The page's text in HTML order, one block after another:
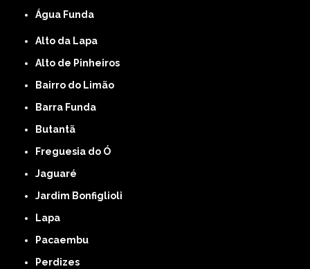
Água Funda
Alto da Lapa
Alto de Pinheiros
Bairro do Limão
Barra Funda
Butantã
Freguesia do Ó
Jaguaré
Jardim Bonfiglioli
Lapa
Pacaembu
Perdizes